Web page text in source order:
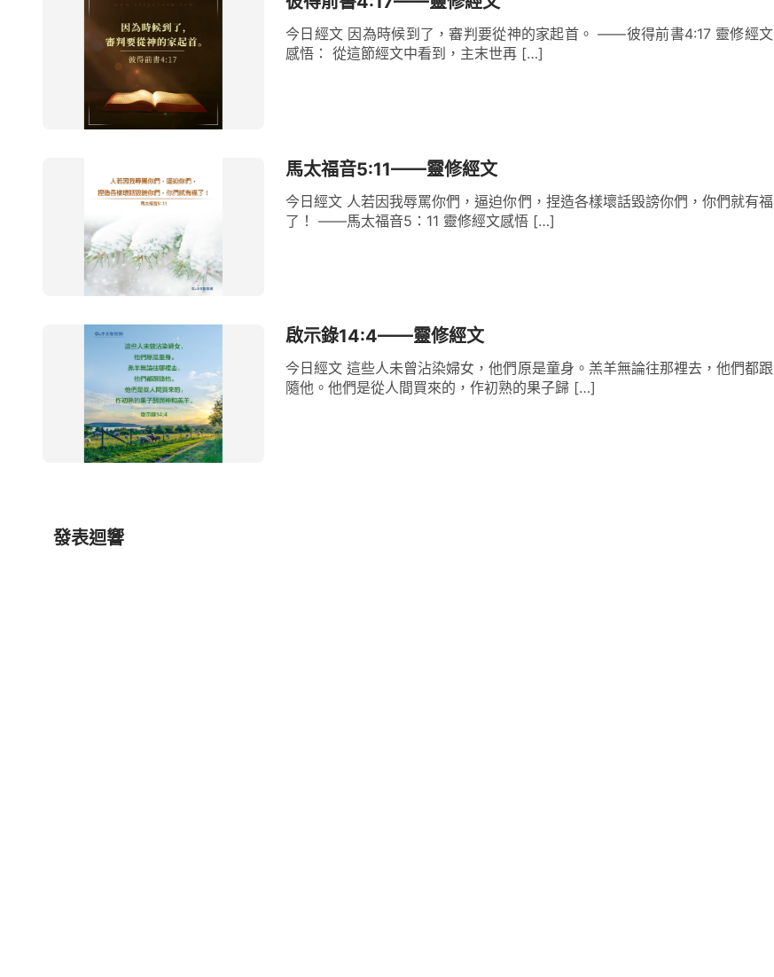
今日經文 因為時候到了，審判要從神的家起首。 ——彼得前書4:17 靈修經文
感悟： 從這節經文中看到，主末世再 […]
馬太福音5:11——靈修經文
今日經文 人若因我辱罵你們，逼迫你們，捏造各樣壞話毀謗你們，你們就有福
了！ ——馬太福音5：11 靈修經文感悟 […]
啟示錄14:4——靈修經文
今日經文 這些人未曾沾染婦女，他們原是童身。羔羊無論往那裡去，他們都跟
隨他。他們是從人間買來的，作初熟的果子歸 […]
發表迴響